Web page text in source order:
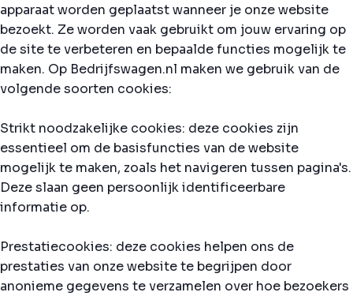
apparaat worden geplaatst wanneer je onze website
bezoekt. Ze worden vaak gebruikt om jouw ervaring op
de site te verbeteren en bepaalde functies mogelijk te
maken. Op Bedrijfswagen.nl maken we gebruik van de
volgende soorten cookies:
Strikt noodzakelijke cookies: deze cookies zijn
essentieel om de basisfuncties van de website
mogelijk te maken, zoals het navigeren tussen pagina's.
Deze slaan geen persoonlijk identificeerbare
informatie op.
Prestatiecookies: deze cookies helpen ons de
prestaties van onze website te begrijpen door
anonieme gegevens te verzamelen over hoe bezoekers